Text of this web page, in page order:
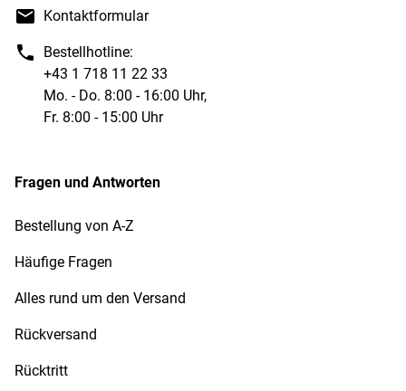
Kontaktformular
Bestellhotline:
+43 1 718 11 22 33
Mo. - Do. 8:00 - 16:00 Uhr,
Fr. 8:00 - 15:00 Uhr
Fragen und Antworten
Bestellung von A-Z
Häufige Fragen
Alles rund um den Versand
Rückversand
Rücktritt